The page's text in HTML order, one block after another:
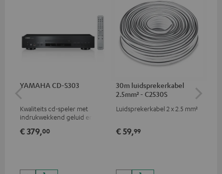
YAMAHA CD-S303
Kwaliteits cd-speler met
indrukwekkend geluid en
€ 379,00
30m luidsprekerkabel
2.5mm² - C2530S
Luidsprekerkabel 2 x 2.5 mm²
€ 59,99